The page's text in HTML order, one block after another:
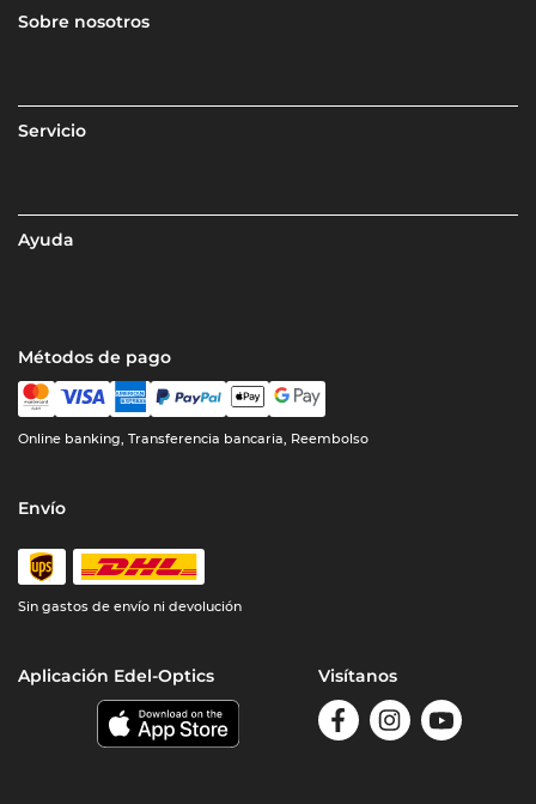
Sobre nosotros
Servicio
Ayuda
Métodos de pago
Online banking, Transferencia bancaria, Reembolso
Envío
Sin gastos de envío ni devolución
Aplicación Edel-Optics Visítanos